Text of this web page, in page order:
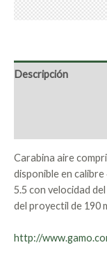
Descripción
Carabina aire
disponible en calibre
5.5 con velocidad
del proyectil de 190
http://